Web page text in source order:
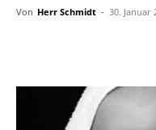
Von Herr Schmidt - 30. Januar